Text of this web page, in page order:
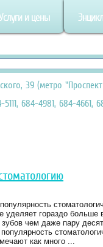
и цены
39 (метро
684-4981, 684-4661,
уделяет гораздо больше
чем даже пару
как много ...